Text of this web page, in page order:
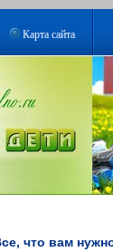
Карта сайта
что вам